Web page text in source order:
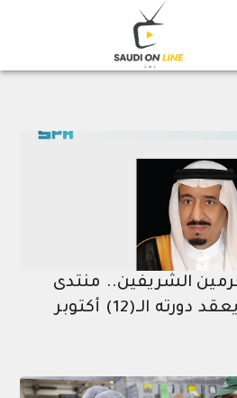
الشريفين.. منتدى
الرياض الاقتصادي يعقد دورته الـ(12) أكتوبر